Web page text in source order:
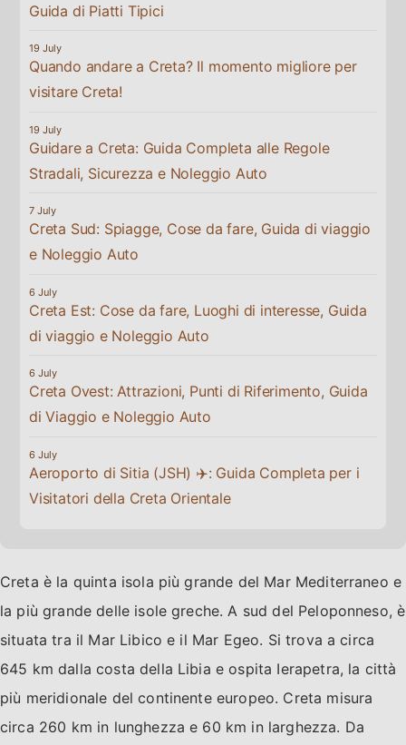
Guida di Piatti Tipici
Quando andare a Creta? Il momento migliore per
visitare Creta!
Guidare a Creta: Guida Completa alle Regole
Stradali, Sicurezza e Noleggio Auto
Creta Sud: Spiagge, Cose da fare, Guida di viaggio
e Noleggio Auto
Creta Est: Cose da fare, Luoghi di interesse, Guida
di viaggio e Noleggio Auto
Creta Ovest: Attrazioni, Punti di Riferimento, Guida
di Viaggio e Noleggio Auto
Aeroporto di Sitia (JSH) ✈️: Guida Completa per i
Visitatori della Creta Orientale
Creta è la quinta isola più grande del Mar Mediterraneo e
la più grande delle isole greche. A sud del Peloponneso, è
situata tra il Mar Libico e il Mar Egeo. Si trova a circa
645 km dalla costa della Libia e ospita Ierapetra, la città
più meridionale del continente europeo. Creta misura
circa 260 km in lunghezza e 60 km in larghezza. Da